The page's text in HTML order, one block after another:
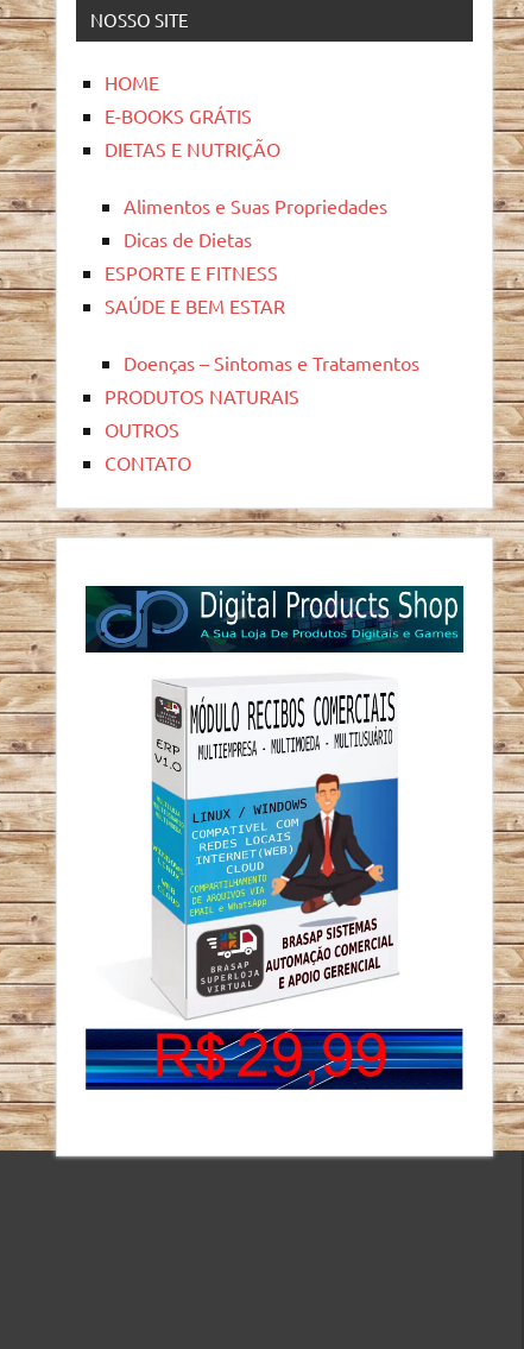
NOSSO SITE
HOME
E-BOOKS GRÁTIS
DIETAS E NUTRIÇÃO
Alimentos e Suas Propriedades
Dicas de Dietas
ESPORTE E FITNESS
SAÚDE E BEM ESTAR
Doenças – Sintomas e Tratamentos
PRODUTOS NATURAIS
OUTROS
CONTATO